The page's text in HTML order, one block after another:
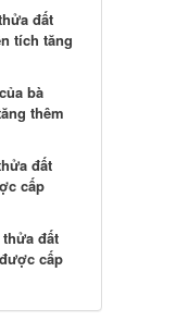
đất
tích tăng
bà
thêm
đất
cấp
đất
cấp